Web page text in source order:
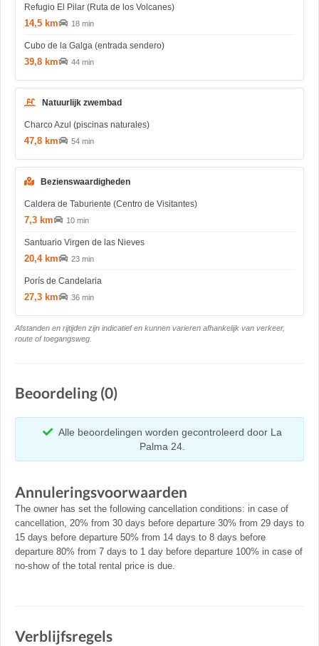
Refugio El Pilar (Ruta de los Volcanes)
14,5 km 18 min
Cubo de la Galga (entrada sendero)
39,8 km 44 min
Natuurlijk zwembad
Charco Azul (piscinas naturales)
47,8 km 54 min
Bezienswaardigheden
Caldera de Taburiente (Centro de Visitantes)
7,3 km 10 min
Santuario Virgen de las Nieves
20,4 km 23 min
Porís de Candelaria
27,3 km 36 min
Afstanden en rijtijden zijn indicatief en kunnen varieren afhankelijk van verkeer,
route of toegangsweg.
Beoordeling (0)
Alle beoordelingen worden gecontroleerd door La
Palma 24.
Annuleringsvoorwaarden
The owner has set the following cancellation conditions: in case of
cancellation, 20% from 30 days before departure 30% from 29 days to
15 days before departure 50% from 14 days to 8 days before
departure 80% from 7 days to 1 day before departure 100% in case of
no-show of the total rental price is due.
Verblijfsregels